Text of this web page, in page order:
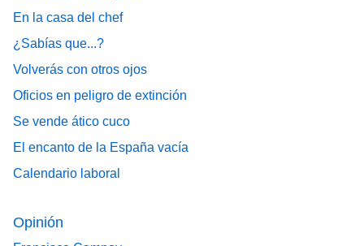
En la casa del chef
¿Sabías que...?
Volverás con otros ojos
Oficios en peligro de extinción
Se vende ático cuco
El encanto de la España vacía
Calendario laboral
Opinión